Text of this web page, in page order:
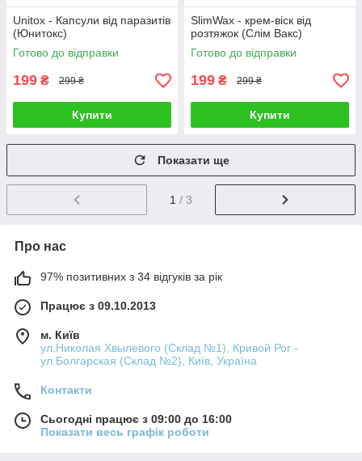
Unitox - Капсули від паразитів
(Юнитокс)
Готово до відправки
199 ₴ 299 ₴
Купити
SlimWax - крем-віск від
розтяжок (Слім Вакс)
Готово до відправки
199 ₴ 299 ₴
Купити
Показати ще
1 / 3
Про нас
97% позитивних з 34 відгуків за рік
Працює з 09.10.2013
м. Київ
ул.Николая Хвылевого (Склад №1), Кривой Рог -
ул.Болгарская (Склад №2), Київ, Україна
Контакти
Сьогодні працює з 09:00 до 16:00
Показати весь графік роботи